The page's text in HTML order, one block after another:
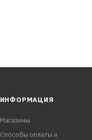
ИНФОРМАЦИЯ
Магазины
Способы оплаты и